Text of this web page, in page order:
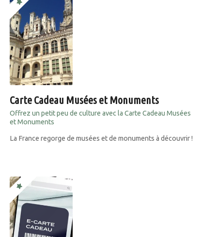
Carte Cadeau Musées et Monuments
Offrez un petit peu de culture avec la Carte Cadeau Musées
et Monuments
La France regorge de musées et de monuments à découvrir !